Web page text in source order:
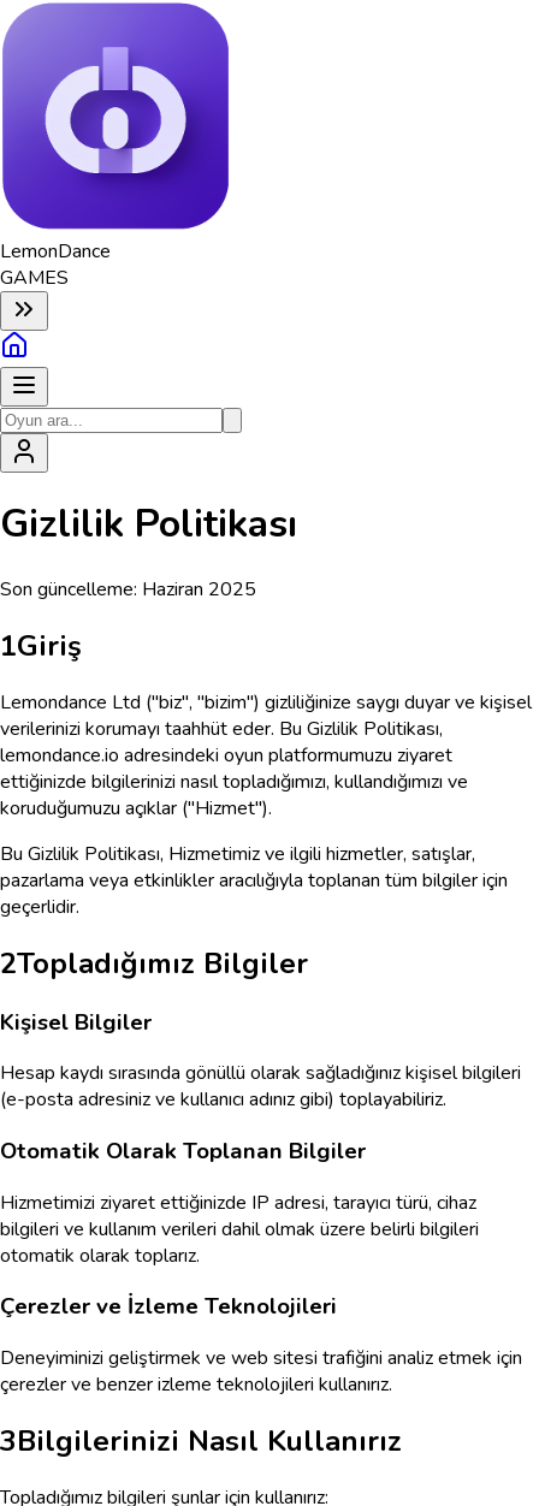
LemonDance
GAMES
Gizlilik Politikası
Son güncelleme: Haziran 2025
1Giriş
Lemondance Ltd ("biz", "bizim") gizliliğinize saygı duyar ve kişisel
verilerinizi korumayı taahhüt eder. Bu Gizlilik Politikası,
lemondance.io adresindeki oyun platformumuzu ziyaret
ettiğinizde bilgilerinizi nasıl topladığımızı, kullandığımızı ve
koruduğumuzu açıklar ("Hizmet").
Bu Gizlilik Politikası, Hizmetimiz ve ilgili hizmetler, satışlar,
pazarlama veya etkinlikler aracılığıyla toplanan tüm bilgiler için
geçerlidir.
2Topladığımız Bilgiler
Kişisel Bilgiler
Hesap kaydı sırasında gönüllü olarak sağladığınız kişisel bilgileri
(e-posta adresiniz ve kullanıcı adınız gibi) toplayabiliriz.
Otomatik Olarak Toplanan Bilgiler
Hizmetimizi ziyaret ettiğinizde IP adresi, tarayıcı türü, cihaz
bilgileri ve kullanım verileri dahil olmak üzere belirli bilgileri
otomatik olarak toplarız.
Çerezler ve İzleme Teknolojileri
Deneyiminizi geliştirmek ve web sitesi trafiğini analiz etmek için
çerezler ve benzer izleme teknolojileri kullanırız.
3Bilgilerinizi Nasıl Kullanırız
Topladığımız bilgileri şunlar için kullanırız: